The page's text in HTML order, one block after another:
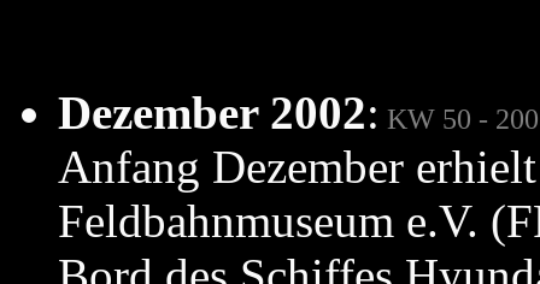
Dezember 2002: KW 50 -
Anfang Dezember
Feldbahnmuseum e.V.